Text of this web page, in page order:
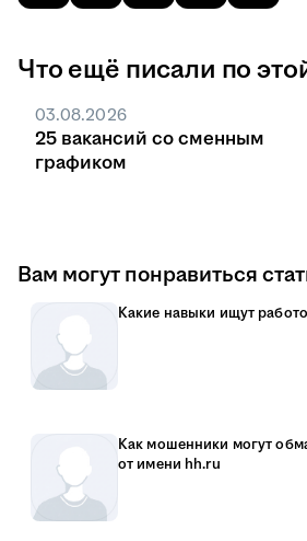
Что ещё писали по
03.08.2026
25 вакансий со сменным
графиком
Вам могут понравиться
Какие навыки ищут
Как мошенники могут
от имени hh.ru